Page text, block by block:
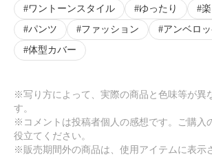
ワントーンスタイル
ゆったり
パンツ
ファッション
アンベロ
体型カバー
※写り方によって、実際の商品と色味等が異
す。
※コメントは投稿者個人の感想です。ご購入
役立てください。
※販売期間外の商品は、使用アイテムに表示